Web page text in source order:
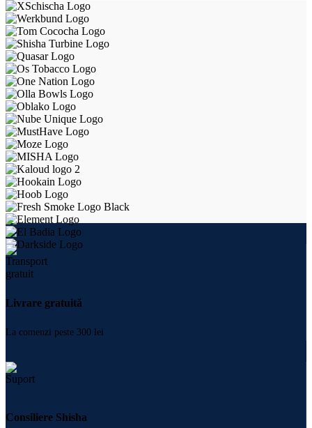
Livrare gratuită
La comenzi peste 300 lei
Consiliere Shisha